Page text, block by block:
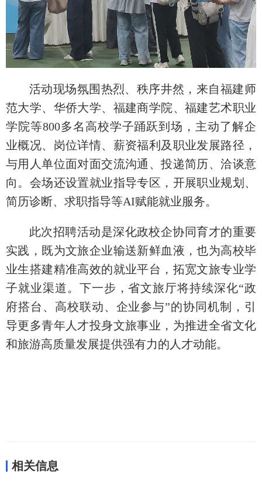
活动现场氛围热烈、秩序井然，来自福建师
范大学、华侨大学、福建商学院、福建艺术职业
学院等800多名高校学子踊跃到场，主动了解企
业概况、岗位详情、薪资福利及职业发展路径，
与用人单位面对面交流沟通、投递简历、洽谈意
向。会场还设置就业指导专区，开展职业规划、
简历诊断、求职指导等AI赋能就业服务。
此次招聘活动是深化政校企协同育才的重要
实践，既为文旅企业输送新鲜血液，也为高校毕
业生搭建精准高效的就业平台，拓宽文旅专业学
子就业渠道。下一步，省文旅厅将持续深化“政
府搭台、高校联动、企业参与”的协同机制，引
导更多青年人才投身文旅事业，为推进全省文化
和旅游高质量发展提供强有力的人才动能。
相关信息